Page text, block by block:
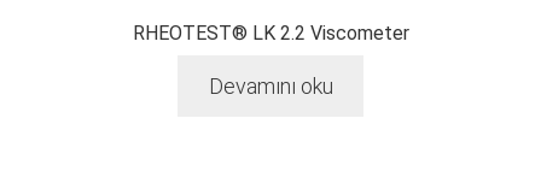
RHEOTEST® LK 2.2 Viscometer
Devamını oku